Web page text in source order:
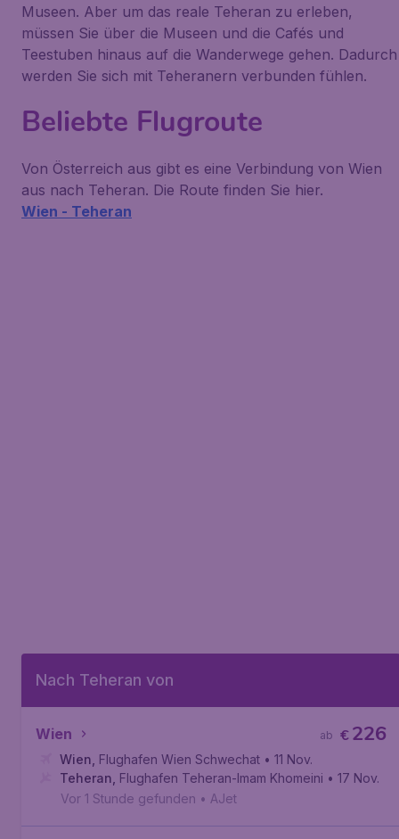
Museen. Aber um das reale Teheran zu erleben,
müssen Sie über die Museen und die Cafés und
Teestuben hinaus auf die Wanderwege gehen. Dadurch
werden Sie sich mit Teheranern verbunden fühlen.
Beliebte Flugroute
Von Österreich aus gibt es eine Verbindung von Wien
aus nach Teheran. Die Route finden Sie hier.
Wien - Teheran
Nach Teheran von
Wien €226
ab
Wien Flughafen Wien Schwechat • 11 Nov.
Teheran Flughafen Teheran-Imam Khomeini • 17 Nov.
Vor 1 Stunde gefunden • AJet